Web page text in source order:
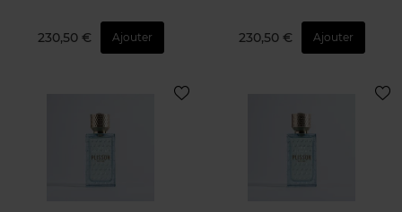
230,50 € Ajouter 230,50 € Ajouter